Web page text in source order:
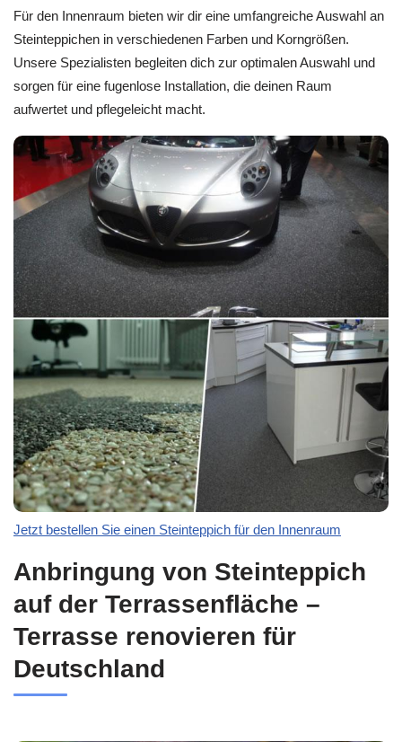
Für den Innenraum bieten wir dir eine umfangreiche Auswahl an
Steinteppichen in verschiedenen Farben und Korngrößen.
Unsere Spezialisten begleiten dich zur optimalen Auswahl und
sorgen für eine fugenlose Installation, die deinen Raum
aufwertet und pflegeleicht macht.
Jetzt bestellen Sie einen Steinteppich für den Innenraum
Anbringung von Steinteppich
auf der Terrassenfläche –
Terrasse renovieren für
Deutschland